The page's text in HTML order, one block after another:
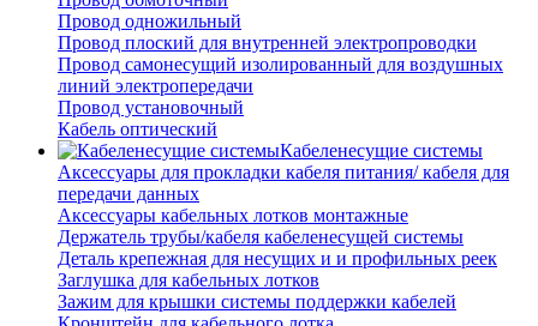
Провод одножильный
Провод плоский для внутренней электропроводки
Провод самонесущий изолированный для воздушных
линий электропередачи
Провод установочный
Кабель оптический
Кабеленесущие системы
Аксессуары для прокладки кабеля питания/ кабеля для
передачи данных
Аксессуары кабельных лотков монтажные
Держатель трубы/кабеля кабеленесущей системы
Деталь крепежная для несущих и и профильных реек
Заглушка для кабельных лотков
Зажим для крышки системы поддержки кабелей